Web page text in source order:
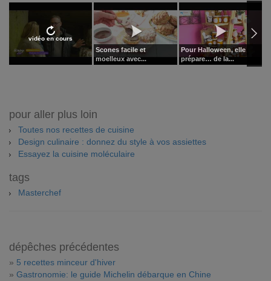
vidéo en cours
Scones facile et
moelleux avec...
Pour Halloween, elle
prépare… de la...
pour aller plus loin
Toutes nos recettes de cuisine
Design culinaire : donnez du style à vos assiettes
Essayez la cuisine moléculaire
tags
Masterchef
dépêches précédentes
» 5 recettes minceur d'hiver
» Gastronomie: le guide Michelin débarque en Chine